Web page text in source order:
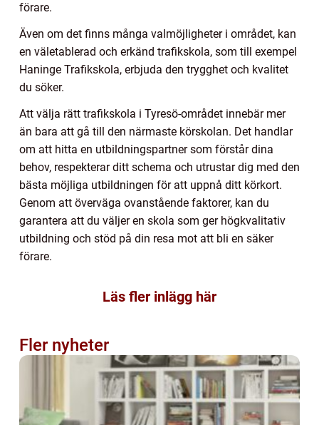
förare.
Även om det finns många valmöjligheter i området, kan
en väletablerad och erkänd trafikskola, som till exempel
Haninge Trafikskola, erbjuda den trygghet och kvalitet
du söker.
Att välja rätt trafikskola i Tyresö-området innebär mer
än bara att gå till den närmaste körskolan. Det handlar
om att hitta en utbildningspartner som förstår dina
behov, respekterar ditt schema och utrustar dig med den
bästa möjliga utbildningen för att uppnå ditt körkort.
Genom att överväga ovanstående faktorer, kan du
garantera att du väljer en skola som ger högkvalitativ
utbildning och stöd på din resa mot att bli en säker
förare.
Läs fler inlägg här
Fler nyheter